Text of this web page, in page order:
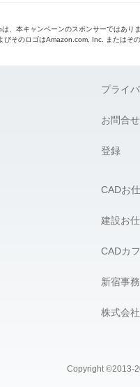
、本キャンペーンのスポンサーではあり
そのロゴはAmazon.com, Inc. またはそ
プライ
お問合せ
登録
CADお
建設お
CADカ
新宿事
株式会
Copyright ©2013-